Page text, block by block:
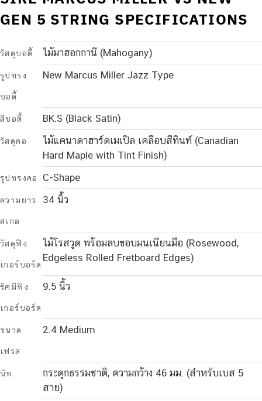
GEN 5 STRING SPECIFICATIONS
วัสดุบอดี้ ไม้มาฮอกกานี (Mahogany)
รูปทรง
บอดี้
New Marcus Miller Jazz Type
สีบอดี้ BK.S (Black Satin)
วัสดุคอ
ไม้แคนาดาฮาร์ดเมเปิล เคลือบสีทินท์ (Canadian
Hard Maple with Tint Finish)
รูปทรงคอ C-Shape
ความยาว
สเกล
34 นิ้ว
วัสดุฟิง
เกอร์บอร์ด
ไม้โรสวูด พร้อมลบขอบมนเนียนมือ (Rosewood,
Edgeless Rolled Fretboard Edges)
รัศมีฟิง
เกอร์บอร์ด
9.5 นิ้ว
ขนาด
เฟรต
2.4 Medium
นัท
กระดูกธรรมชาติ, ความกว้าง 46 มม. (สำหรับเบส 5
สาย)